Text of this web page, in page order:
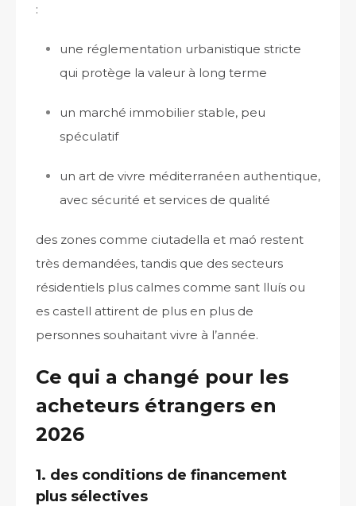
:
une réglementation urbanistique stricte
qui protège la valeur à long terme
un marché immobilier stable, peu
spéculatif
un art de vivre méditerranéen authentique,
avec sécurité et services de qualité
des zones comme ciutadella et maó restent
très demandées, tandis que des secteurs
résidentiels plus calmes comme sant lluís ou
es castell attirent de plus en plus de
personnes souhaitant vivre à l’année.
Ce qui a changé pour les
acheteurs étrangers en
2026
1. des conditions de financement
plus sélectives